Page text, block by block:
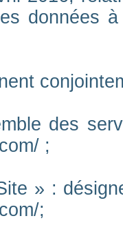
données
des
;
» :
;